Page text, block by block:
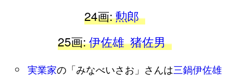
24画:勲郎
25画:伊佐雄 猪佐男
実業家の「みなべいさお」さんは三鍋伊佐雄